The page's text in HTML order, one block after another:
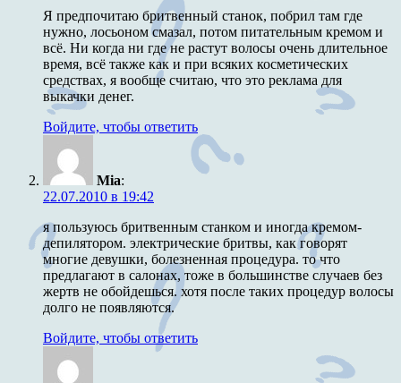
Я предпочитаю бритвенный станок, побрил там где
нужно, лосьоном смазал, потом питательным кремом и
всё. Ни когда ни где не растут волосы очень длительное
время, всё также как и при всяких косметических
средствах, я вообще считаю, что это реклама для
выкачки денег.
Войдите, чтобы ответить
Mia:
22.07.2010 в 19:42
я пользуюсь бритвенным станком и иногда кремом-
депилятором. электрические бритвы, как говорят
многие девушки, болезненная процедура. то что
предлагают в салонах, тоже в большинстве случаев без
жертв не обойдешься. хотя после таких процедур волосы
долго не появляются.
Войдите, чтобы ответить